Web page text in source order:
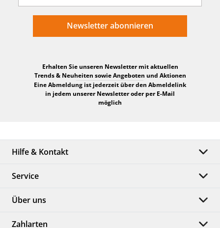
Newsletter abonnieren
Erhalten Sie unseren Newsletter mit aktuellen
Trends & Neuheiten sowie Angeboten und Aktionen
Eine Abmeldung ist jederzeit über den Abmeldelink
in jedem unserer Newsletter oder per E-Mail
möglich
Hilfe & Kontakt
Service
Über uns
Zahlarten